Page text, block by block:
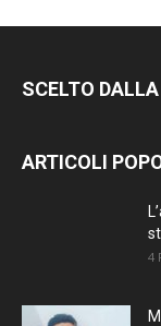
SCELTO
ARTICOLI
4